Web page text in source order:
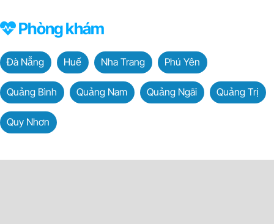
Phòng khám
Đà Nẵng Huế Nha Trang Phú Yên
Quảng Bình Quảng Nam Quảng Ngãi Quảng Trị
Quy Nhơn